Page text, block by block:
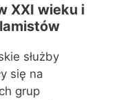
XXI wieku i
służby
się na
grup